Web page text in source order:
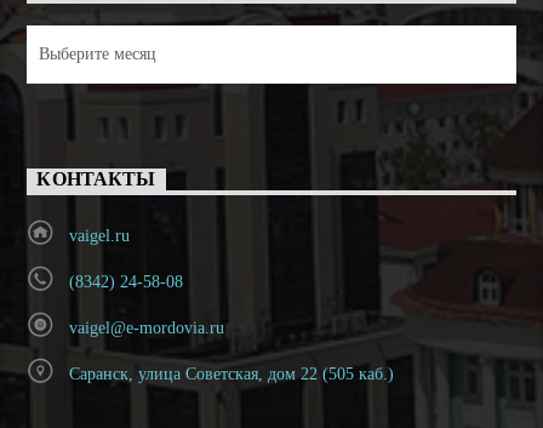
КОНТАКТЫ
vaigel.ru
(8342) 24-58-08
vaigel@e-mordovia.ru
Саранск, улица Советская, дом 22 (505 каб.)